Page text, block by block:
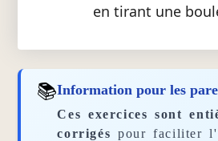
en tirant une
📚Information pour les
Ces exercices sont
corrigés pour faciliter